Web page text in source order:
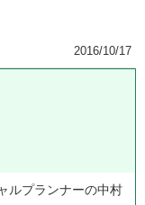
2016/10/17
ルプランナーの中村